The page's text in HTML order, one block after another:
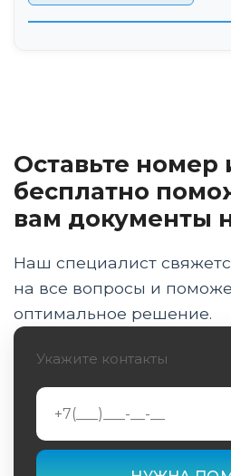
Как рассчитать сумму:
региональные лимиты
и сертификатам
Подача заявления:
рассмотрения и выплаты
Покупка в кредит,
Особенности для детей,
ремонт изделий
Оставьте номер
бесплатно
вам документы
Наш специалист
на все вопросы и
оптимальное решение.
Укажите контакты